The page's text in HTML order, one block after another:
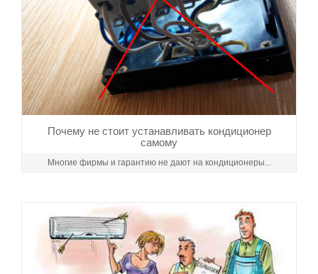
Почему не стоит устанавливать кондиционер
самому
Многие фирмы и гарантию не дают на кондиционеры...